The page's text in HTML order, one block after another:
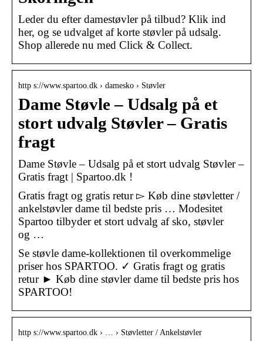
Leder du efter damestøvler på tilbud? Klik ind
her, og se udvalget af korte støvler på udsalg.
Shop allerede nu med Click & Collect.
http s://www.spartoo.dk › damesko › Støvler
Dame Støvle – Udsalg på et
stort udvalg Støvler – Gratis
fragt
Dame Støvle – Udsalg på et stort udvalg Støvler –
Gratis fragt | Spartoo.dk !
Gratis fragt og gratis retur ▻ Køb dine støvletter /
ankelstøvler dame til bedste pris … Modesitet
Spartoo tilbyder et stort udvalg af sko, støvler
og …
Se støvle dame-kollektionen til overkommelige
priser hos SPARTOO. ✓ Gratis fragt og gratis
retur ► Køb dine støvler dame til bedste pris hos
SPARTOO!
http s://www.spartoo.dk › … › Støvletter / Ankelstøvler